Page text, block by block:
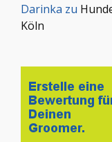
Darinka zu
Köln